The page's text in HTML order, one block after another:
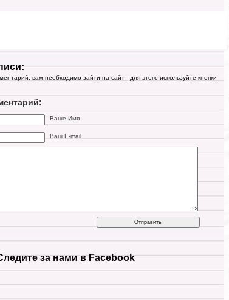
вам необходимо зайти на сайт - для этого используйте кнопки
Ваше Имя
Ваш E-mail
за нами в Facebook